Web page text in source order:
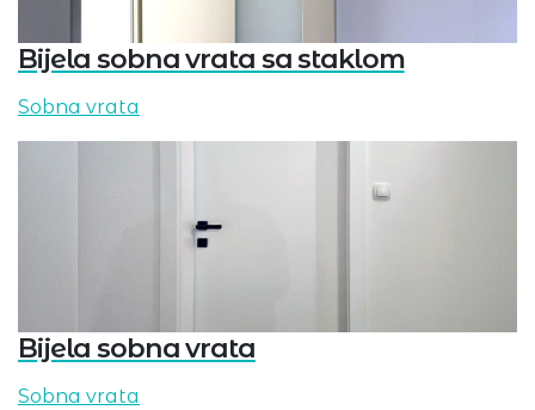
Bijela sobna vrata sa staklom
Sobna vrata
Bijela sobna vrata
Sobna vrata